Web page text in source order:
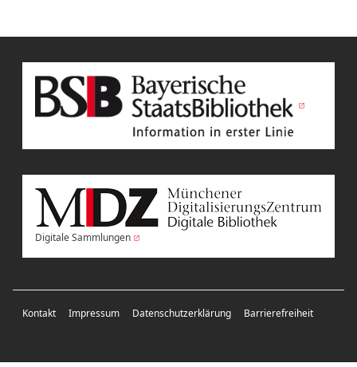
Digitale Sammlungen
Kontakt Impressum Datenschutzerklärung Barrierefreiheit